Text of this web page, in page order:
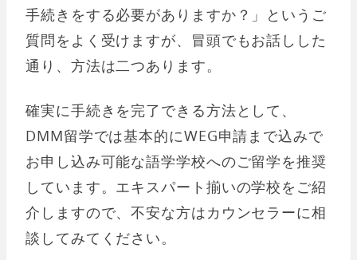
手続きをする必要がありますか？」というご
質問をよく受けますが、冒頭でもお話しした
通り、方法は二つあります。
確実に手続きを完了できる方法として、
DMM留学では基本的にWEG申請まで込みで
お申し込み可能な語学学校へのご留学を推奨
しています。エキスパート揃いの学校をご紹
介しますので、不安な方はカウンセラーに相
談してみてください。